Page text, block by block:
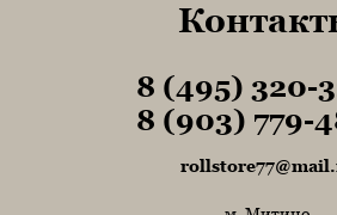
8 (495) 320-
8 (903) 779-
Tel1
Tel1